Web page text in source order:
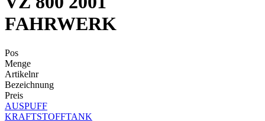
FAHRWERK
Pos
Menge
Artikelnr
Bezeichnung
Preis
AUSPUFF
KRAFTSTOFFTANK